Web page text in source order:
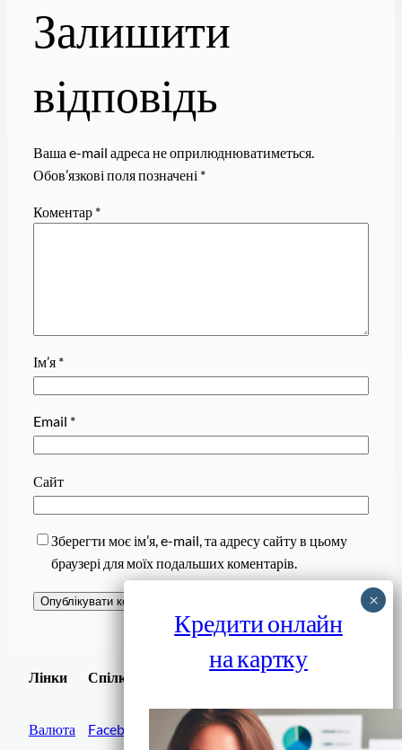
Залишити
відповідь
Ваша e-mail адреса не оприлюднюватиметься.
Обов’язкові поля позначені *
Коментар *
Ім’я *
Email *
Сайт
Зберегти моє ім’я, e-mail, та адресу сайту в цьому
браузері для моїх подальших коментарів.
Лінки
Валюта
Спілки
Facebook
Завантажити
Кредити онлайн
на картку